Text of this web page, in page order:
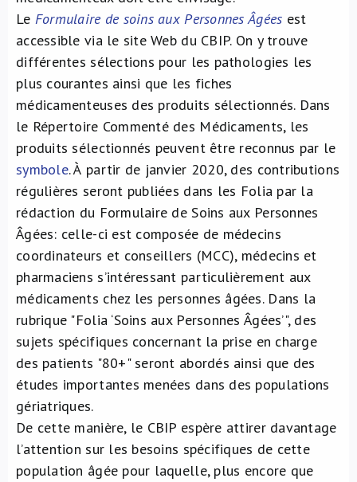
Le Formulaire de soins aux Personnes Âgées est
accessible via le site Web du CBIP. On y trouve
différentes sélections pour les pathologies les
plus courantes ainsi que les fiches
médicamenteuses des produits sélectionnés. Dans
le Répertoire Commenté des Médicaments, les
produits sélectionnés peuvent être reconnus par le
symbole. À partir de janvier 2020, des contributions
régulières seront publiées dans les Folia par la
rédaction du Formulaire de Soins aux Personnes
Âgées: celle-ci est composée de médecins
coordinateurs et conseillers (MCC), médecins et
pharmaciens s’intéressant particulièrement aux
médicaments chez les personnes âgées. Dans la
rubrique "Folia ‘Soins aux Personnes Âgées’", des
sujets spécifiques concernant la prise en charge
des patients "80+" seront abordés ainsi que des
études importantes menées dans des populations
gériatriques.
De cette manière, le CBIP espère attirer davantage
l’attention sur les besoins spécifiques de cette
population âgée pour laquelle, plus encore que